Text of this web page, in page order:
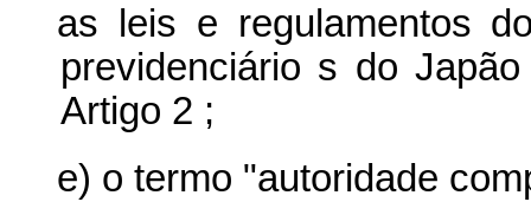
as leis e regulamentos
previdenciário s do
Artigo 2 ;
e) o termo "autoridade